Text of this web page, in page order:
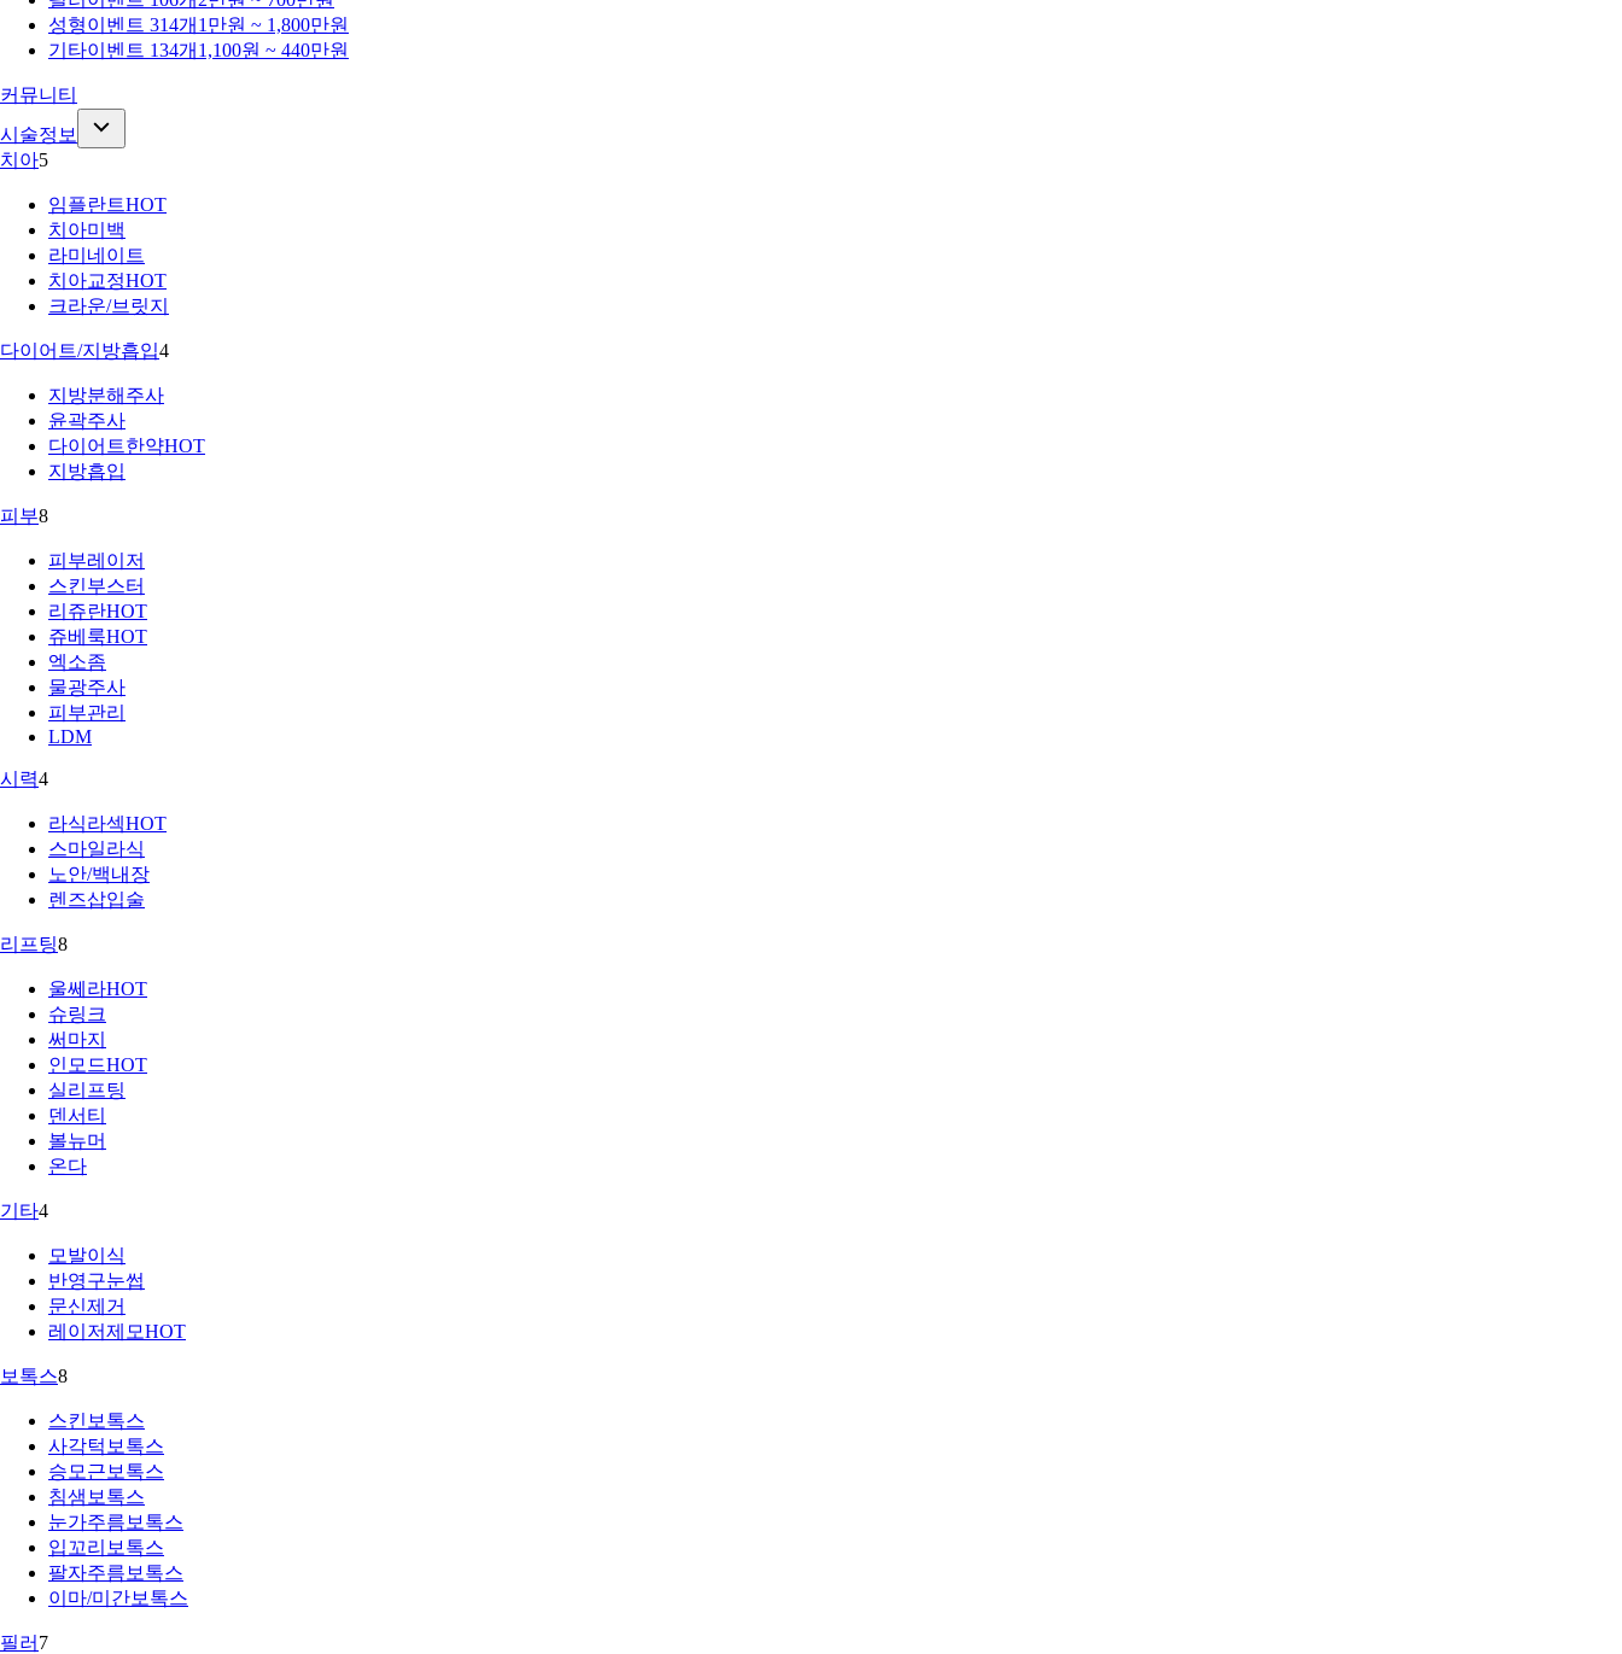
성형이벤트 314개 1만원 ~ 1,800만원
기타이벤트 134개 1,100원 ~ 440만원
커뮤니티
시술정보
치아5
임플란트HOT
치아미백
라미네이트
치아교정HOT
크라운/브릿지
다이어트/지방흡입4
지방분해주사
윤곽주사
다이어트한약HOT
지방흡입
피부8
피부레이저
스킨부스터
리쥬란HOT
쥬베룩HOT
엑소좀
물광주사
피부관리
LDM
시력4
라식라섹HOT
스마일라식
노안/백내장
렌즈삽입술
리프팅8
울쎄라HOT
슈링크
써마지
인모드HOT
실리프팅
덴서티
볼뉴머
온다
기타4
모발이식
반영구눈썹
문신제거
레이저제모HOT
보톡스8
스킨보톡스
사각턱보톡스
승모근보톡스
침샘보톡스
눈가주름보톡스
입꼬리보톡스
팔자주름보톡스
이마/미간보톡스
필러 7